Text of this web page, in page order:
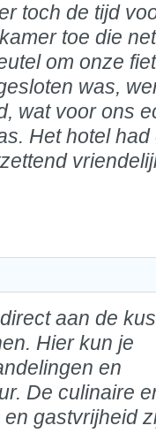
toch de tijd
toe die
om onze
was,
wat voor ons
Het hotel
aan de
Hier kun je
en
De culinaire
gastvrijheid